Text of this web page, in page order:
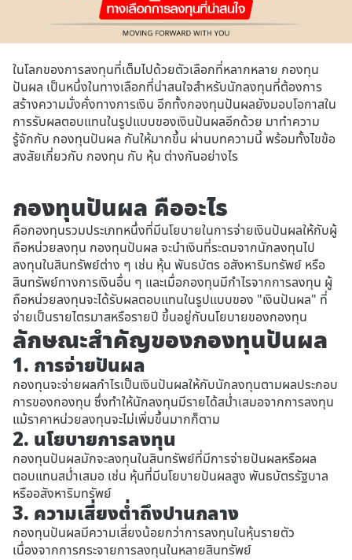
ในโลกของการลงทุนที่เต็มไปด้วยตัวเลือกที่หลากหลาย กองทุน
ปันผล เป็นหนึ่งในทางเลือกที่น่าสนใจสำหรับนักลงทุนที่ต้องการ
สร้างความมั่งคั่งทางการเงิน อีกทั้งกองทุนปันผลยังมอบโอกาสใน
การรับผลตอบแทนในรูปแบบของเงินปันผลอีกด้วย มาทำความ
รู้จักกับ กองทุนปันผล กันให้มากขึ้น ผ่านบทความนี้ พร้อมทั้งไขข้อ
สงสัยเกี่ยวกับ กองทุน กับ หุ้น ต่างกันอย่างไร
กองทุนปันผล คืออะไร
คือกองทุนรวมประเภทหนึ่งที่มีนโยบายในการจ่ายเงินปันผลให้กับผู้
ถือหน่วยลงทุน กองทุนปันผล จะนำเงินที่ระดมจากนักลงทุนไป
ลงทุนในสินทรัพย์ต่าง ๆ เช่น หุ้น พันธบัตร อสังหาริมทรัพย์ หรือ
สินทรัพย์ทางการเงินอื่น ๆ และเมื่อกองทุนมีกำไรจากการลงทุน ผู้
ถือหน่วยลงทุนจะได้รับผลตอบแทนในรูปแบบของ "เงินปันผล" ที่
จ่ายเป็นรายไตรมาสหรือรายปี ขึ้นอยู่กับนโยบายของกองทุน
ลักษณะสำคัญของกองทุนปันผล
1. การจ่ายปันผล
กองทุนจะจ่ายผลกำไรเป็นเงินปันผลให้กับนักลงทุนตามผลประกอบ
การของกองทุน ซึ่งทำให้นักลงทุนมีรายได้สม่ำเสมอจากการลงทุน
แม้ราคาหน่วยลงทุนจะไม่เพิ่มขึ้นมากก็ตาม
2. นโยบายการลงทุน
กองทุนปันผลมักจะลงทุนในสินทรัพย์ที่มีการจ่ายปันผลหรือผล
ตอบแทนสม่ำเสมอ เช่น หุ้นที่มีนโยบายปันผลสูง พันธบัตรรัฐบาล
หรืออสังหาริมทรัพย์
3. ความเสี่ยงต่ำถึงปานกลาง
กองทุนปันผลมีความเสี่ยงน้อยกว่าการลงทุนในหุ้นรายตัว
เนื่องจากการกระจายการลงทุนในหลายสินทรัพย์